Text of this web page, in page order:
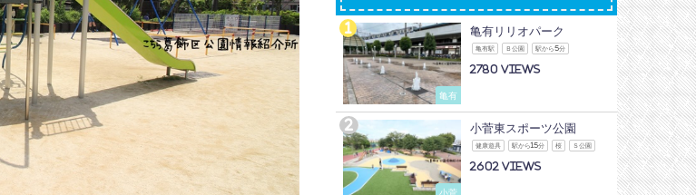
亀有
亀有リリオパーク
亀有駅 Ｂ公園 駅から5分
2780
小菅
小菅東スポーツ公園
健康遊具 駅から15分 桜 Ｓ公園
2602